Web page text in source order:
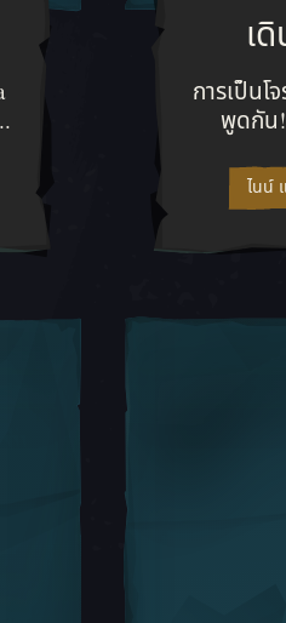
ทางไปยัง Sea of Thieves คือการ
เ
การเป็นโ
พูดกัน!
ไนน์